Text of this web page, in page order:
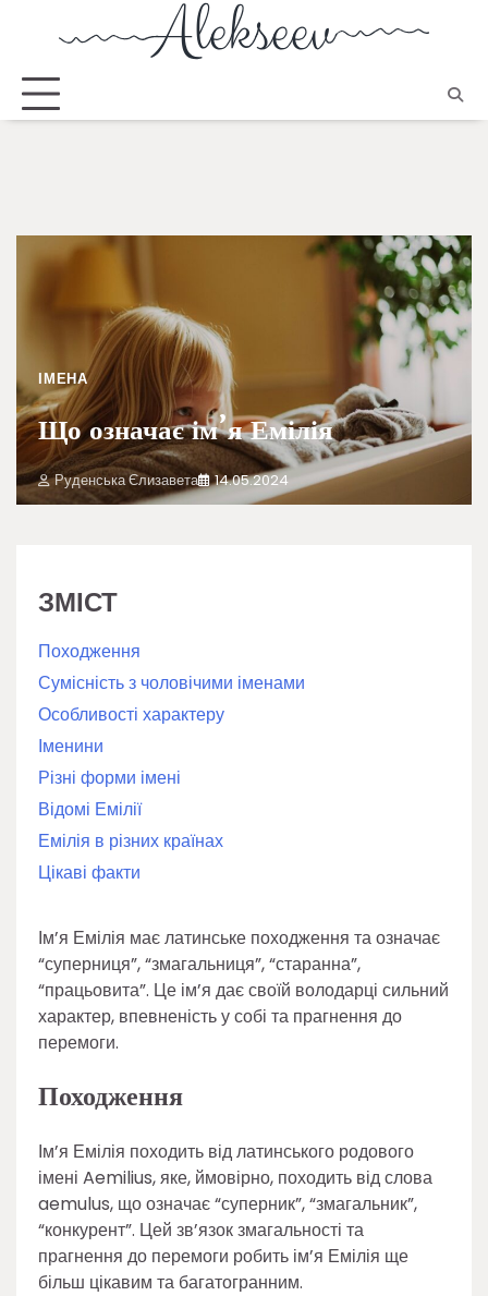
ІМЕНА
Що означає ім’я Емілія
Руденська Єлизавета 14.05.2024
ЗМІСТ
Походження
Сумісність з чоловічими іменами
Особливості характеру
Іменини
Різні форми імені
Відомі Емілії
Емілія в різних країнах
Цікаві факти
Ім’я Емілія має латинське походження та означає
“суперниця”, “змагальниця”, “старанна”,
“працьовита”. Це ім’я дає своїй володарці сильний
характер, впевненість у собі та прагнення до
перемоги.
Походження
Ім’я Емілія походить від латинського родового
імені Aemilius, яке, ймовірно, походить від слова
aemulus, що означає “суперник”, “змагальник”,
“конкурент”. Цей зв’язок змагальності та
прагнення до перемоги робить ім’я Емілія ще
більш цікавим та багатогранним.